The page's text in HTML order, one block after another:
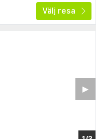
Välj resa